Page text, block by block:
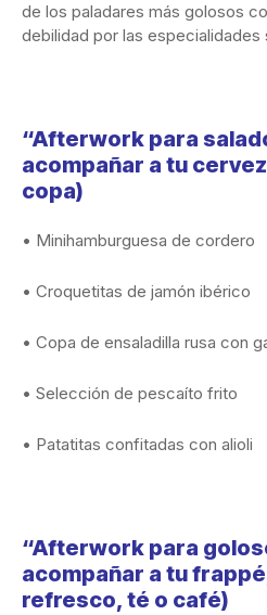
de los paladares más golosos
debilidad por las especialidades
“Afterwork para
acompañar a tu
copa)
• Minihamburguesa de cordero
• Croquetitas de jamón ibérico
• Copa de ensaladilla rusa con
• Selección de pescaíto frito
• Patatitas confitadas con alioli
“Afterwork para
acompañar a tu
refresco, té o café)